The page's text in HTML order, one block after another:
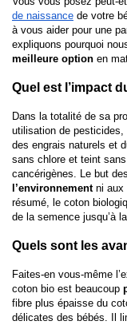
de naissance de votre
à vous aider pour une
expliquons pourquoi
meilleure option en
Quel est l’impact
Dans la totalité de sa
utilisation de
des engrais naturels et
sans chlore et teint
cancérigènes. Le but
l’environnement ni aux
résumé, le coton
de la semence jusqu’à
Quels sont les
Faites-en vous-même
coton bio est beaucoup
fibre plus épaisse du
délicates des bébés. Il